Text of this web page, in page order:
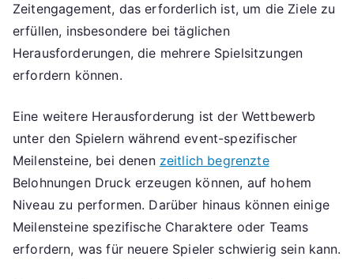
Zeitengagement, das erforderlich ist, um die Ziele zu
erfüllen, insbesondere bei täglichen
Herausforderungen, die mehrere Spielsitzungen
erfordern können.
Eine weitere Herausforderung ist der Wettbewerb
unter den Spielern während event-spezifischer
Meilensteine, bei denen zeitlich begrenzte
Belohnungen Druck erzeugen können, auf hohem
Niveau zu performen. Darüber hinaus können einige
Meilensteine spezifische Charaktere oder Teams
erfordern, was für neuere Spieler schwierig sein kann.